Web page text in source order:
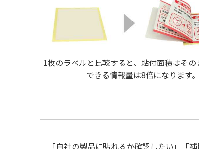
1枚のラベルと比較すると、貼付面積はその
できる情報量は8倍になります。
「自社の製品に貼れるか確認したい」「